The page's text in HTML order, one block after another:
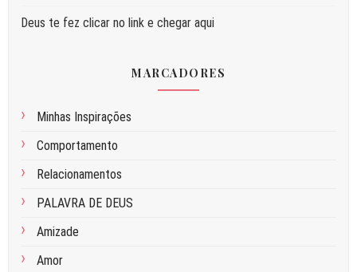
Deus te fez clicar no link e chegar aqui
MARCADORES
Minhas Inspirações
Comportamento
Relacionamentos
PALAVRA DE DEUS
Amizade
Amor